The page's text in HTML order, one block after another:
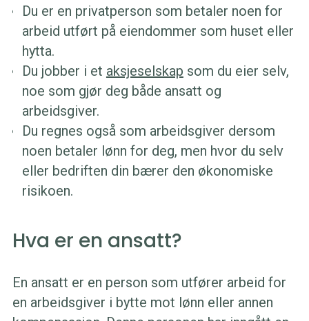
Du er en privatperson som betaler noen for
arbeid utført på eiendommer som huset eller
hytta.
Du jobber i et aksjeselskap som du eier selv,
noe som gjør deg både ansatt og
arbeidsgiver.
Du regnes også som arbeidsgiver dersom
noen betaler lønn for deg, men hvor du selv
eller bedriften din bærer den økonomiske
risikoen.
Hva er en ansatt?
En ansatt er en person som utfører arbeid for
en arbeidsgiver i bytte mot lønn eller annen